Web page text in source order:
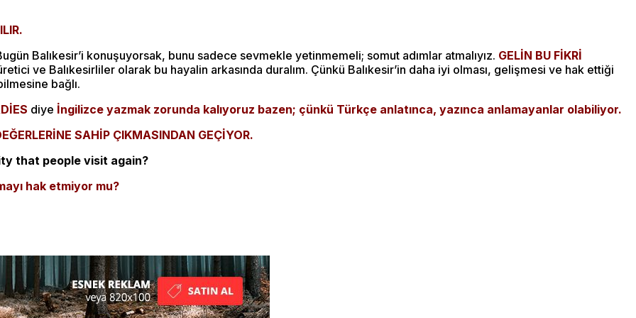
Balıkesir’i konuşuyorsak, bunu sadece sevmekle yetinmemeli; somut adımlar atmalıyız. GELİN BU FİKRİ
ve Balıkesirliler olarak bu hayalin arkasında duralım. Çünkü Balıkesir’in daha iyi olması, gelişmesi ve hak ettiği
bağlı.
diye İngilizce yazmak zorunda kalıyoruz bazen; çünkü Türkçe anlatınca, yazınca anlamayanlar olabiliyor.
SAHİP ÇIKMASINDAN GEÇİYOR.
that people visit again?
hak etmiyor mu?